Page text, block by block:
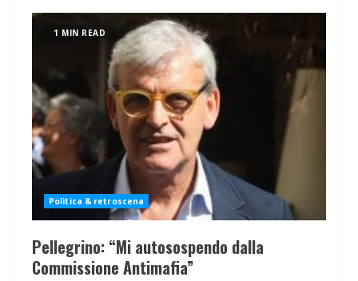
1 MIN READ
Politica & retroscena
Pellegrino: “Mi autosospendo dalla
Commissione Antimafia”